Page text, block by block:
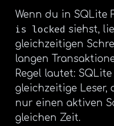
Wenn du in SQLite
is locked siehst,
gleichzeitigen
langen
Regel lautet:
gleichzeitige
nur einen aktiven
gleichen Zeit.